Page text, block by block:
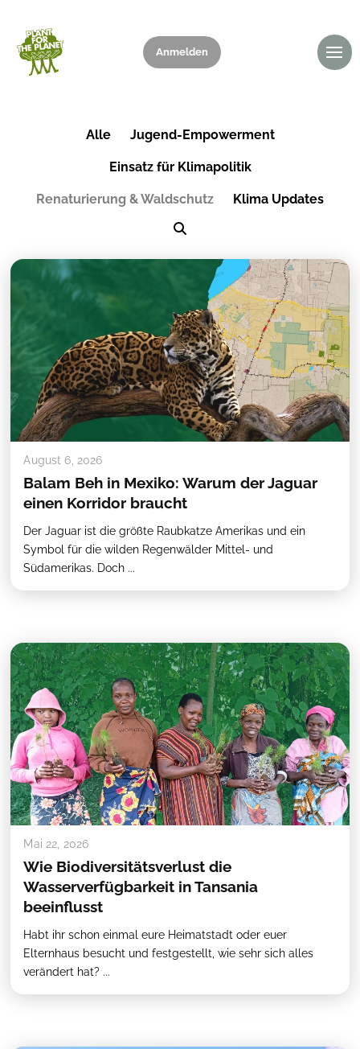
Anmelden
Alle Jugend-Empowerment
Einsatz für Klimapolitik
Renaturierung & Waldschutz Klima Updates
August 6, 2026
Balam Beh in Mexiko: Warum der Jaguar
einen Korridor braucht
Der Jaguar ist die größte Raubkatze Amerikas und ein
Symbol für die wilden Regenwälder Mittel- und
Südamerikas. Doch ...
Mai 22, 2026
Wie Biodiversitätsverlust die
Wasserverfügbarkeit in Tansania
beeinflusst
Habt ihr schon einmal eure Heimatstadt oder euer
Elternhaus besucht und festgestellt, wie sehr sich alles
verändert hat? ...